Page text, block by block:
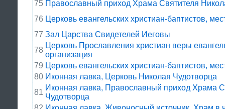
75 Православный приход Храма Святителя
76 Церковь евангельских христиан-баптистов,
77 Зал Царства Свидетелей Иеговы
78
Церковь Прославления христиан веры
организация
79 Церковь евангельских христиан-баптистов,
80 Иконная лавка, Церковь Николая Чудотворца
81
Иконная лавка, Православный приход Храма
Чудотворца